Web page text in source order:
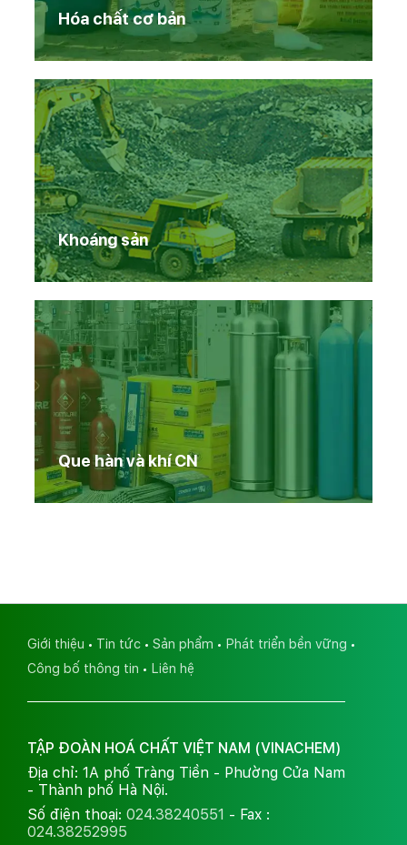
Hóa chất cơ bản
Khoáng sản
Que hàn và khí CN
Giới thiệu Tin tức Sản phẩm
Phát triển bền vững
Công bố thông tin
Liên hệ
TẬP ĐOÀN HOÁ CHẤT VIỆT NAM (VINACHEM)
Địa chỉ: 1A phố Tràng Tiền - Phường Cửa Nam
- Thành phố Hà Nội.
Số điện thoại: 024.38240551 - Fax :
024.38252995